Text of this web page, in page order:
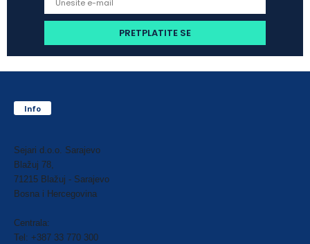
Info
Sejari d.o.o. Sarajevo
Blažuj 78,
71215 Blažuj - Sarajevo
Bosna i Hercegovina
Centrala:
Tel: +387 33 770 300